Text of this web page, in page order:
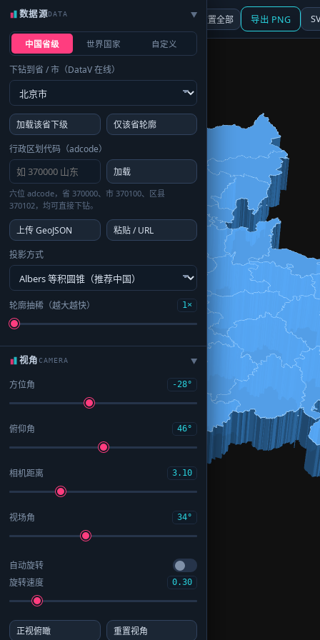
☰ 面板 地图 重置全部 导出 PNG
数据源DATA ▶
中国省级 世界国家 自定义
下钻到省 / 市（DataV 在线）
加载该省下级
仅该省轮廓
行政区划代码（adcode）
加载
六位 adcode，省 370000、市 370100、区县
370102，均可直接下钻。
上传 GeoJSON
粘贴 / URL
投影方式
轮廓抽稀（越大越快） 1×
视角CAMERA ▶
方位角 -28°
俯仰角 46°
相机距离 3.10
视场角 34°
自动旋转
旋转速度
0.30
正视俯瞰 重置视角